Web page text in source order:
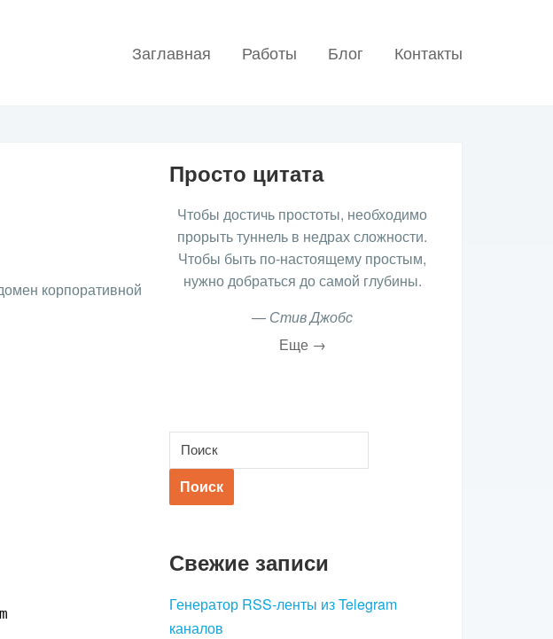
Заглавная Работы Блог Контакты
корпоративной
Просто цитата
Чтобы достичь простоты, необходимо
прорыть туннель в недрах сложности.
Чтобы быть по-настоящему простым,
нужно добраться до самой глубины.
— Стив Джобс
Еще →
Свежие записи
Генератор RSS-ленты из Telegram
каналов